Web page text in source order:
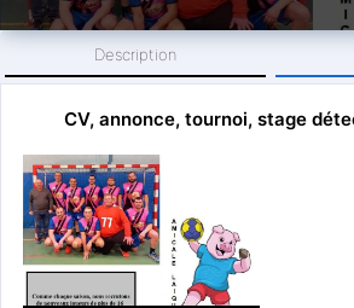
Description
Département : 18 - Cher
Adresse :5418010@ffhandball.net
Catégories :+16ans
Envie d’essayer ou de ré essayer le
nous contacter pour venir faire un
Inscrivez vous gratuitement ou
CV, annonce, tournoi, stage